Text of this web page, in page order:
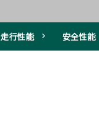
走行性能 安全性能